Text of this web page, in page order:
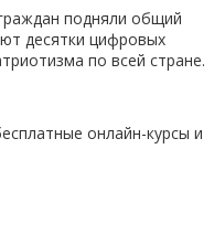
подняли общий
десятки цифровых
по всей стране.
онлайн-курсы и